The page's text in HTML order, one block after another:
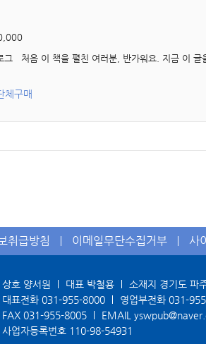
체구매
취급방침 이메일무단수집거부 사
상호 양서원 대표 박철용
소재지 경기도 파
대표전화 031-955-8000 영업부전화 031-
FAX 031-955-8005 EMAIL
사업자등록번호 110-98-54931